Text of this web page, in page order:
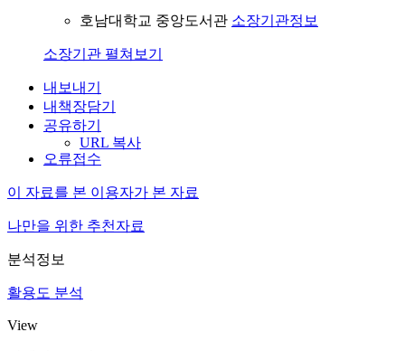
호남대학교 중앙도서관 소장기관정보
소장기관 펼쳐보기
내보내기
내책장담기
공유하기
URL 복사
오류접수
이 자료를 본 이용자가 본 자료
나만을 위한 추천자료
분석정보
활용도 분석
View